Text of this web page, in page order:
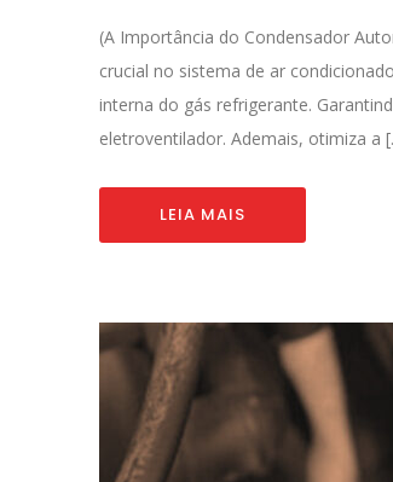
(A Importância do Condensador
crucial no sistema de ar
interna do gás refrigerante.
eletroventilador. Ademais, otimiza a
LEIA MAIS